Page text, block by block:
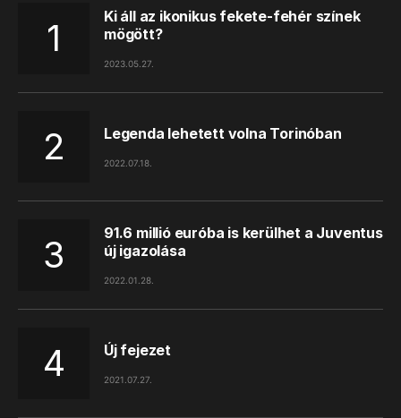
Ki áll az ikonikus fekete-fehér színek
mögött?
2023.05.27.
Legenda lehetett volna Torinóban
2022.07.18.
91.6 millió euróba is kerülhet a Juventus
új igazolása
2022.01.28.
Új fejezet
2021.07.27.